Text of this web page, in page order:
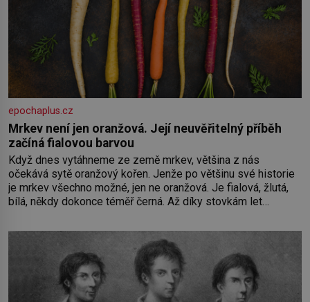
epochaplus.cz
Mrkev není jen oranžová. Její neuvěřitelný příběh
začíná fialovou barvou
Když dnes vytáhneme ze země mrkev, většina z nás
očekává sytě oranžový kořen. Jenže po většinu své historie
je mrkev všechno možné, jen ne oranžová. Je fialová, žlutá,
bílá, někdy dokonce téměř černá. Až díky stovkám let
českou zahradu ani nedokážeme představit. Její příběh je